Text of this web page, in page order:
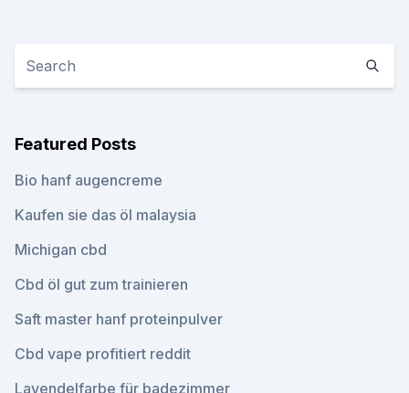
Featured Posts
Bio hanf augencreme
Kaufen sie das öl malaysia
Michigan cbd
Cbd öl gut zum trainieren
Saft master hanf proteinpulver
Cbd vape profitiert reddit
Lavendelfarbe für badezimmer